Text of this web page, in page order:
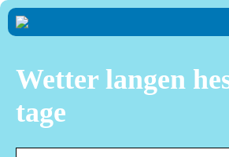
Wetter langen
tage